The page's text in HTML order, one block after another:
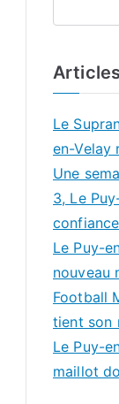
Le
en-Velay
Une
3, Le
Le Puy-
nouveau
Football
tient son
Le Puy-
maillot